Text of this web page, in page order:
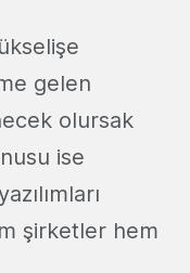
gelen
olursak
ise
şirketler hem